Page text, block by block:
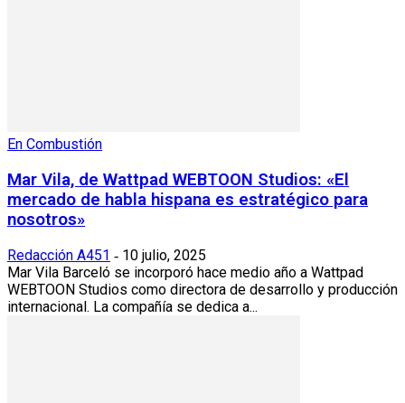
En Combustión
Mar Vila, de Wattpad WEBTOON Studios: «El
mercado de habla hispana es estratégico para
nosotros»
Redacción A451 - 10 julio, 2025
Mar Vila Barceló se incorporó hace medio año a Wattpad
WEBTOON Studios como directora de desarrollo y producción
internacional. La compañía se dedica a...